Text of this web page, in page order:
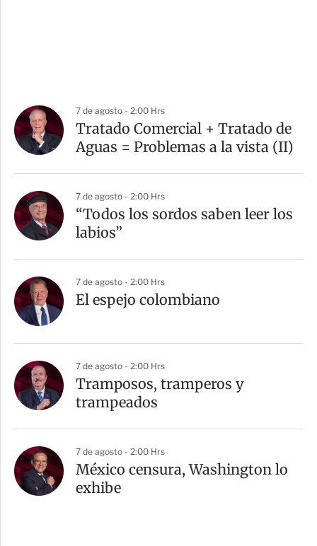
7 de agosto - 2:00 Hrs
Tratado Comercial + Tratado de
Aguas = Problemas a la vista (II)
7 de agosto - 2:00 Hrs
“Todos los sordos saben leer los
labios”
7 de agosto - 2:00 Hrs
El espejo colombiano
7 de agosto - 2:00 Hrs
Tramposos, tramperos y
trampeados
7 de agosto - 2:00 Hrs
México censura, Washington lo
exhibe